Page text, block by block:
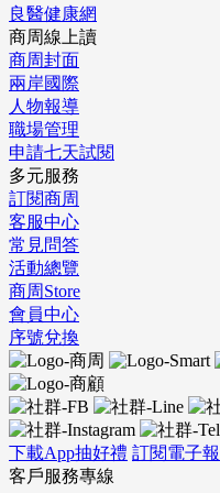
良醫健康網
商周線上讀
商周封面
兩岸國際
人物報導
職場管理
申請七天試閱
多元服務
訂閱商周
客服中心
常見問答
活動總覽
商周Store
會員中心
序號兌換
下載App抽好禮 訂閱電子報
客戶服務專線